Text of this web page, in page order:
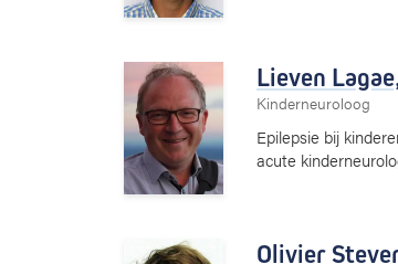
Lieven
Kinderneuroloog
Epilepsie bij
acute
Olivier